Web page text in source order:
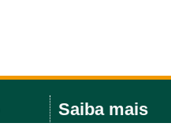
Saiba mais